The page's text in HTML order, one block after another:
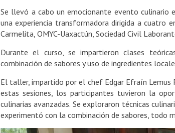
Se llevó a cabo un emocionante evento culinario
una experiencia transformadora dirigida a cuatro
Carmelita, OMYC-Uaxactún, Sociedad Civil
Durante el curso, se impartieron clases
combinación de sabores y uso de ingredientes
El taller, impartido por el chef Edgar Efraín Lemus
estas sesiones, los participantes tuvieron la
culinarias avanzadas. Se exploraron técnicas
experimentó con la combinación de sabores, todo